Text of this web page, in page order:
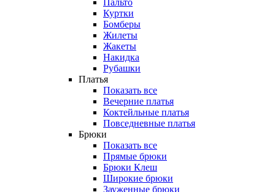
Пальто
Куртки
Бомберы
Жилеты
Жакеты
Накидка
Рубашки
Платья
Показать все
Вечерние платья
Коктейльные платья
Повседневные платья
Брюки
Показать все
Прямые брюки
Брюки Клеш
Широкие брюки
Зауженные брюки